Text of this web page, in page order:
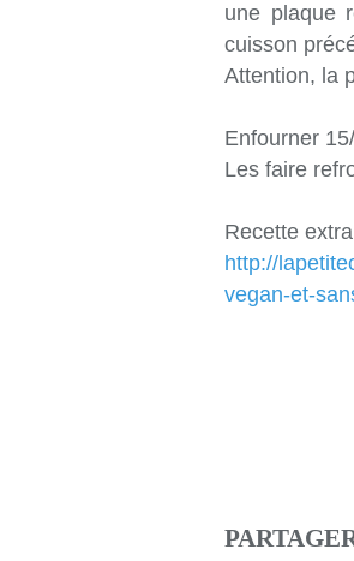
une plaque
cuisson
Attention, la
Enfourner
Les faire
Recette
http://
vegan-et-